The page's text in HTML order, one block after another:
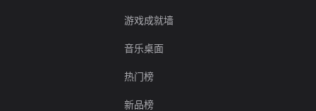
游戏成就墙
音乐桌面
热门榜
新品榜